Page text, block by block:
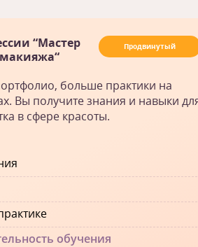
Продвинутый
“Мастер
больше практики на
Вы получите знания и навыки
в сфере красоты.
обучения